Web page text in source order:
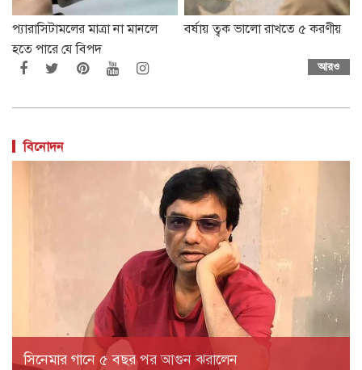
প্যারাসিটামলের মাত্রা না মানলে
হতে পারে যে বিপদ
বর্ষায় ত্বক ভালো রাখতে ৫ করণীয়
আরও
বিনোদন
সিনেমার গানে ৫ বছর পর আগুন ঝরালেন